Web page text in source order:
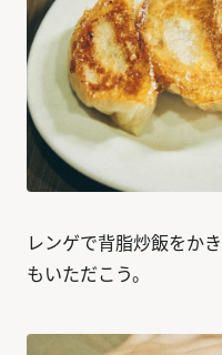
レンゲで背脂炒飯をか
もいただこう。